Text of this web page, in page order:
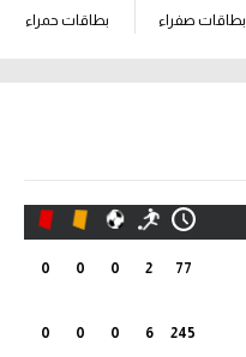
بطاقات صفراء بطاقات حمراء
77
2
0
0
0
245
6
0
0
0